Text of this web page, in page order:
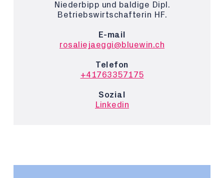
Niederbipp und baldige Dipl.
Betriebswirtschafterin HF.
E-mail
rosaliejaeggi@bluewin.ch
Telefon
+41763357175
Sozial
Linkedin